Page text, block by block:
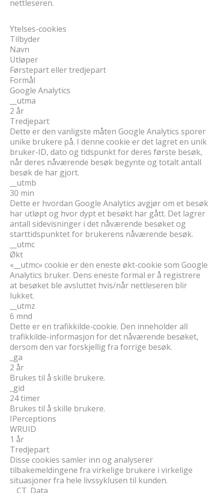
nettleseren.
Ytelses-cookies
Tilbyder
Navn
Utløper
Førstepart eller tredjepart
Formål
Google Analytics
__utma
2 år
Tredjepart
Dette er den vanligste måten Google Analytics sporer
unike brukere på. I denne cookie er det lagret en unik
bruker-ID, dato og tidspunkt for deres første besøk,
når deres nåværende besøk begynte og totalt antall
besøk de har gjort.
__utmb
30 min
Dette er hvordan Google Analytics avgjør om et besøk
har utløpt og hvor dypt et besøkt har gått. Det lagrer
antall sidevisninger i det nåværende besøket og
starttidspunktet for brukerens nåværende besøk.
__utmc
Økt
«__utmc» cookie er den eneste økt-cookie som Google
Analytics bruker. Dens eneste formal er å registrere
at besøket ble avsluttet hvis/når nettleseren blir
lukket.
__utmz
6 mnd
Dette er en trafikkilde-cookie. Den inneholder all
trafikkilde-informasjon for det nåværende besøket,
dersom den var forskjellig fra forrige besøk.
_ga
2 år
Brukes til å skille brukere.
_gid
24 timer
Brukes til å skille brukere.
IPerceptions
WRUID
1 år
Tredjepart
Disse cookies samler inn og analyserer
tilbakemeldingene fra virkelige brukere i virkelige
situasjoner fra hele livssyklusen til kunden.
__CT_Data